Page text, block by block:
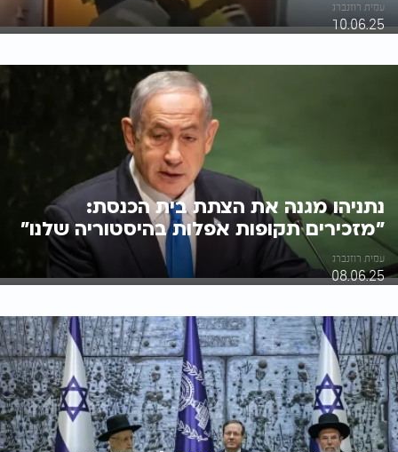
עמית רוזנברג
10.06.25
נתניהו מגנה את הצתת בית הכנסת:
"מזכירים תקופות אפלות בהיסטוריה שלנו"
עמית רוזנברג
08.06.25